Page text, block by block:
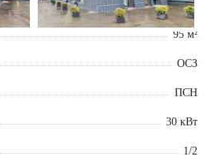
95 м²
ОСЗ
ПСН
30 кВт
1/2